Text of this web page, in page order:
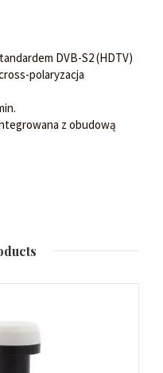
DVB-S2 (HDTV)
polaryzacja
z obudową